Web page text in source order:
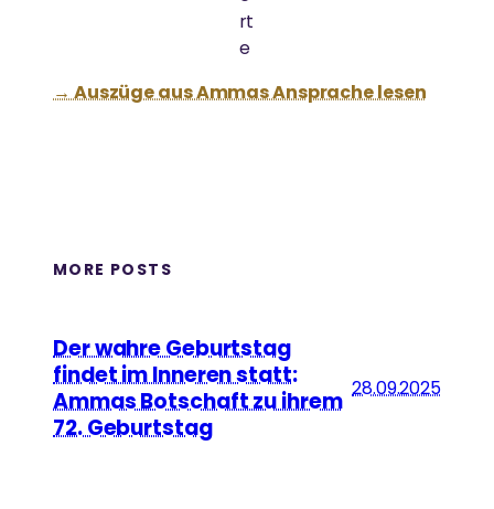
rt
e
→ Auszüge aus Ammas Ansprache lesen
MORE POSTS
Der wahre Geburtstag
findet im Inneren statt:
Ammas Botschaft zu ihrem
72. Geburtstag
28.09.2025